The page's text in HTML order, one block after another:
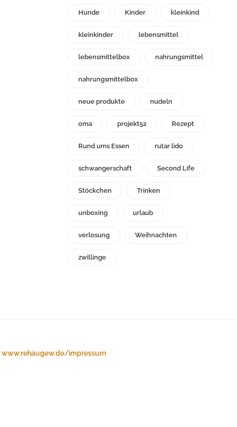
Hunde Kinder kleinkind
kleinkinder lebensmittel
lebensmittelbox nahrungsmittel
nahrungsmittelbox
neue produkte nudeln
oma projekt52 Rezept
Rund ums Essen rutar lido
schwangerschaft Second Life
Stöckchen Trinken
unboxing urlaub
verlosung Weihnachten
zwillinge
www.rehaugew.de/impressum